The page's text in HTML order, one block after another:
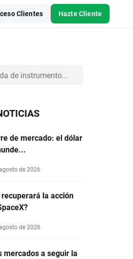
Clientes Hazte Cliente
de mercado: el dólar
de 2026
recuperará la acción
de 2026
mercados a seguir la